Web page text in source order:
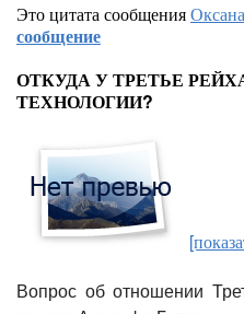
Это цитата сообщения
сообщение
ОТКУДА У ТРЕТЬЕ
ТЕХНОЛОГИИ?
Вопрос об отношении